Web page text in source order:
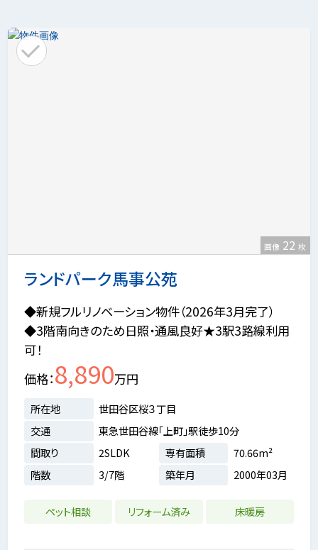
ランドパーク馬事公苑
画像 22 枚
◆新規フルリノベーション物件（2026年3月完了）
◆3階南向きのため日照・通風良好★3駅3路線利用
可！
価格 8,890万円
所在地
世田谷区桜３丁目
交通
東急世田谷線「上町」駅徒歩10分
間取り
2SLDK 専有面積
70.66m²
階数
3/7階 築年月 2000年03月
ペット相談 リフォーム済み 床暖房